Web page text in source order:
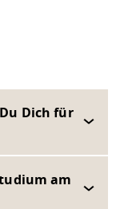
Dich für
am